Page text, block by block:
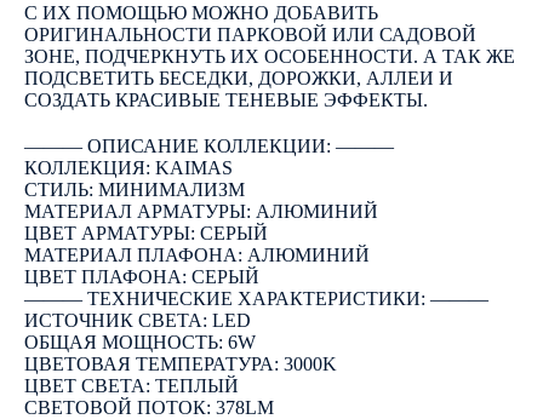
С ИХ ПОМОЩЬЮ МОЖНО ДОБАВИТЬ
ОРИГИНАЛЬНОСТИ ПАРКОВОЙ ИЛИ САДОВОЙ
ЗОНЕ, ПОДЧЕРКНУТЬ ИХ ОСОБЕННОСТИ. А ТАК ЖЕ
ПОДСВЕТИТЬ БЕСЕДКИ, ДОРОЖКИ, АЛЛЕИ И
СОЗДАТЬ КРАСИВЫЕ ТЕНЕВЫЕ ЭФФЕКТЫ.
――― ОПИСАНИЕ КОЛЛЕКЦИИ: ―――
КОЛЛЕКЦИЯ: KAIMAS
СТИЛЬ: МИНИМАЛИЗМ
МАТЕРИАЛ АРМАТУРЫ: АЛЮМИНИЙ
ЦВЕТ АРМАТУРЫ: СЕРЫЙ
МАТЕРИАЛ ПЛАФОНА: АЛЮМИНИЙ
ЦВЕТ ПЛАФОНА: СЕРЫЙ
――― ТЕХНИЧЕСКИЕ ХАРАКТЕРИСТИКИ: ―――
ИСТОЧНИК СВЕТА: LED
ОБЩАЯ МОЩНОСТЬ: 6W
ЦВЕТОВАЯ ТЕМПЕРАТУРА: 3000K
ЦВЕТ СВЕТА: ТЕПЛЫЙ
СВЕТОВОЙ ПОТОК: 378LM